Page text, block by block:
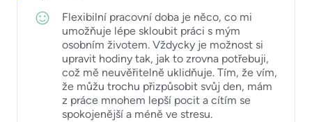
Flexibilní pracovní doba je něco, co mi
umožňuje lépe skloubit práci s mým
osobním životem. Vždycky je možnost si
upravit hodiny tak, jak to zrovna potřebuji,
což mě neuvěřitelně uklidňuje. Tím, že vím,
že můžu trochu přizpůsobit svůj den, mám
z práce mnohem lepší pocit a cítím se
spokojenější a méně ve stresu.